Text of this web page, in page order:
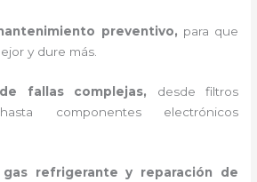
preventivo, para que
y dure más.
fallas complejas, desde filtros
componentes electrónicos
gas refrigerante y reparación de